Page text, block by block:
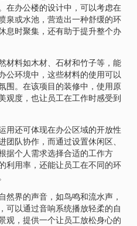
在办公楼的设计中，可以考虑在
泉或水池，营造出一种舒缓的环
息时聚集，还有助于提升整个办
材料如木材、石材和竹子等，能
公环境中，这些材料的使用可以
围。在该项目的装修中，使用原
观度，也让员工在工作时感受到
用还可体现在办公区域的开放性
队协作，而通过设置休闲区、
据个人需求选择合适的工作方
利用率，还能让员工在不同的环
然界的声音，如鸟鸣和流水声，
可以通过音响系统播放轻柔的自
观，提供一个让员工放松身心的